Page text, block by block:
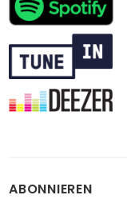
ABONNIEREN